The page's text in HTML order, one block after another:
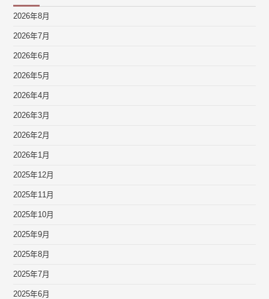
2026年8月
2026年7月
2026年6月
2026年5月
2026年4月
2026年3月
2026年2月
2026年1月
2025年12月
2025年11月
2025年10月
2025年9月
2025年8月
2025年7月
2025年6月